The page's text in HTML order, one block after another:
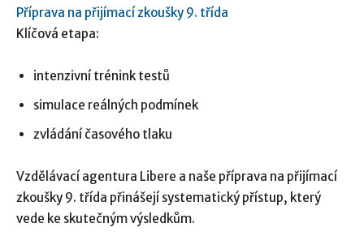
Příprava na přijímací zkoušky 9. třída
Klíčová etapa:
intenzivní trénink testů
simulace reálných podmínek
zvládání časového tlaku
Vzdělávací agentura Libere a naše příprava na přijímací
zkoušky 9. třída přinášejí systematický přístup, který
vede ke skutečným výsledkům.